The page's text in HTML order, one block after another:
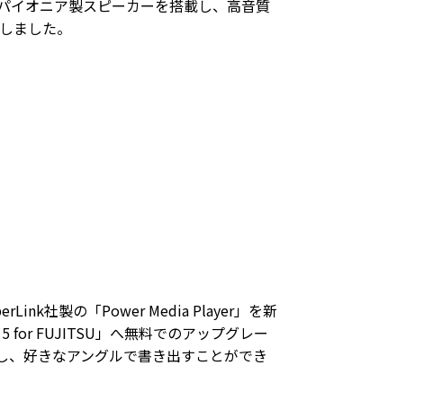
イオニア製スピーカーを搭載し、高音質
ました。
社製の「Power Media Player」を新
for FUJITSU」へ無料でのアップグレー
、好きなアングルで書き出すことができ